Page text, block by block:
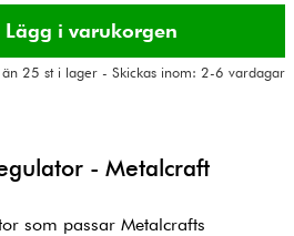
än 25 st i lager - Skickas inom: 2-6 vardagar
- Metalcraft
som passar Metalcrafts